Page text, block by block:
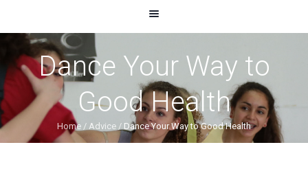
Dance Your Way to
Good Health
Home / Advice / Dance Your Way to Good Health